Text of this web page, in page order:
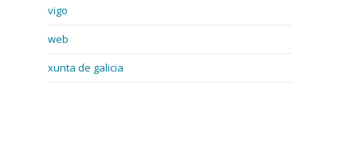
vigo
web
xunta de galicia